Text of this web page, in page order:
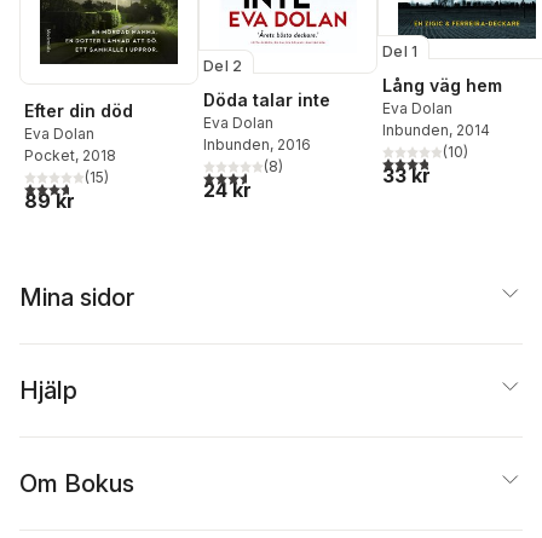
Efter din död
Eva Dolan
Pocket, 2018
3,7utav 5 stjärnor. Totalt antal röster:
(15)
89 kr
Del 2
Döda talar inte
Eva Dolan
Inbunden, 2016
3,6utav 5 stjärnor. Totalt antal röster:
(8)
24 kr
Del 1
Lång väg hem
Eva Dolan
Inbunden, 2014
3,8utav 5 stjärnor.
(10)
33 kr
Mina sidor
Hjälp
Om Bokus